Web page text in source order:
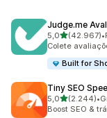
Judge.me
5,0de 5(42.967)
42967 •
Colete
Built for
Tiny SEO
5,0de 5(2.244)
2244 •
Boost SEO &